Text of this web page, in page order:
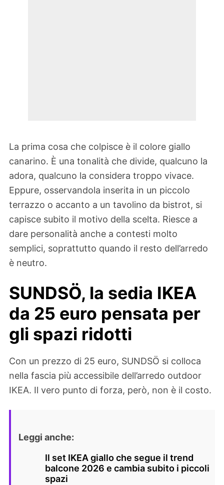
La prima cosa che colpisce è il colore giallo
canarino. È una tonalità che divide, qualcuno la
adora, qualcuno la considera troppo vivace.
Eppure, osservandola inserita in un piccolo
terrazzo o accanto a un tavolino da bistrot, si
capisce subito il motivo della scelta. Riesce a
dare personalità anche a contesti molto
semplici, soprattutto quando il resto dell’arredo
è neutro.
SUNDSÖ, la sedia IKEA
da 25 euro pensata per
gli spazi ridotti
Con un prezzo di 25 euro, SUNDSÖ si colloca
nella fascia più accessibile dell’arredo outdoor
IKEA. Il vero punto di forza, però, non è il costo.
Leggi anche:
Il set IKEA giallo che segue il trend
balcone 2026 e cambia subito i piccoli
spazi